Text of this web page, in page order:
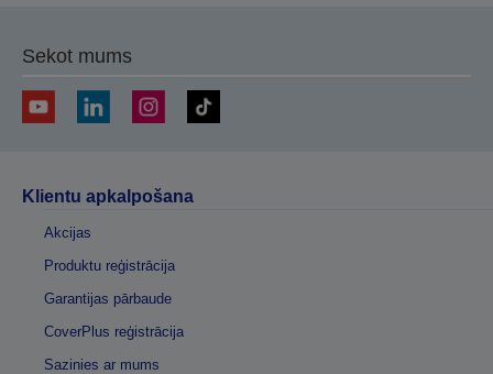
Sekot mums
Klientu apkalpošana
Akcijas
Produktu reģistrācija
Garantijas pārbaude
CoverPlus reģistrācija
Sazinies ar mums